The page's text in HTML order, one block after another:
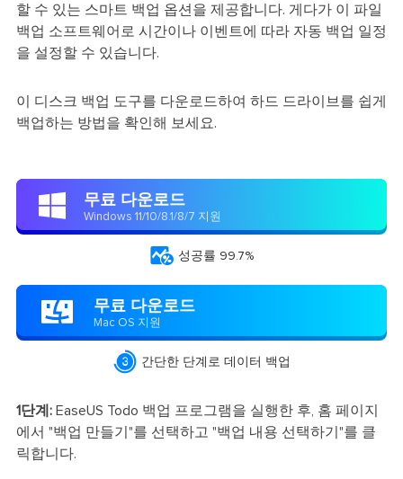
할 수 있는 스마트 백업 옵션을 제공합니다. 게다가 이 파일
백업 소프트웨어로 시간이나 이벤트에 따라 자동 백업 일정
을 설정할 수 있습니다.
이 디스크 백업 도구를 다운로드하여 하드 드라이브를 쉽게
백업하는 방법을 확인해 보세요.
 무료 다운로드
Windows 11/10/8.1/8/7 지원
 성공률 99.7%
 무료 다운로드
Mac OS 지원
 간단한 단계로 데이터 백업
1단계: EaseUS Todo 백업 프로그램을 실행한 후, 홈 페이지
에서 "백업 만들기"를 선택하고 "백업 내용 선택하기"를 클
릭합니다.